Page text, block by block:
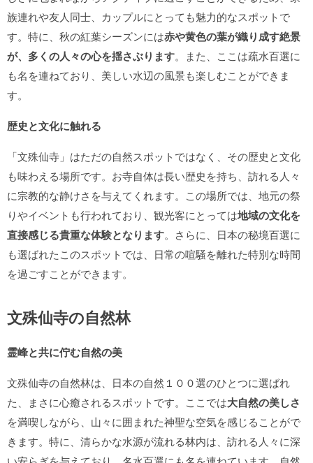
族連れや友人同士、カップルにとっても魅力的なスポットで
す。特に、秋の紅葉シーズンには赤や黄色の葉が織り成す絶景
が、多くの人々の心を揺さぶります。また、ここは疏水百選に
も名を連ねており、美しい水辺の風景も楽しむことができま
す。
歴史と文化に触れる
「文殊仙寺」はただの自然スポットではなく、その歴史と文化
も味わえる場所です。お寺自体は長い歴史を持ち、訪れる人々
に宗教的な静けさを与えてくれます。この場所では、地元の祭
りやイベントも行われており、観光客にとっては地域の文化を
直接感じる貴重な体験となります。さらに、日本の秘境百選に
も選ばれたこのスポットでは、日常の喧騒を離れた特別な時間
を過ごすことができます。
文殊仙寺の自然林
霊峰と共に佇む自然の美
文殊仙寺の自然林は、日本の自然１００選のひとつに選ばれ
た、まさに心癒されるスポットです。ここでは大自然の美しさ
を満喫しながら、山々に囲まれた神聖な空気を感じることがで
きます。特に、清らかな水源が流れる林内は、訪れる人々に深